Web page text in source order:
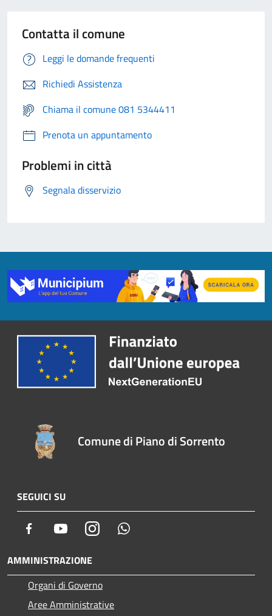
Contatta il comune
Leggi le domande frequenti
Richiedi Assistenza
Chiama il comune 081 5344411
Prenota un appuntamento
Problemi in città
Segnala disservizio
Comune di Piano di Sorrento
SEGUICI SU
Facebook YoutubeInstagram
AMMINISTRAZIONE
Organi di Governo
Aree Amministrative